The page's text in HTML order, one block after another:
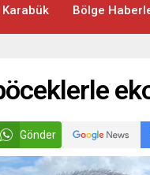
Karabük Bölge
Gönder